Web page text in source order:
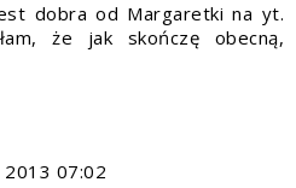
dobra od Margaretki na yt.
że jak skończę obecną,
2013 07:02